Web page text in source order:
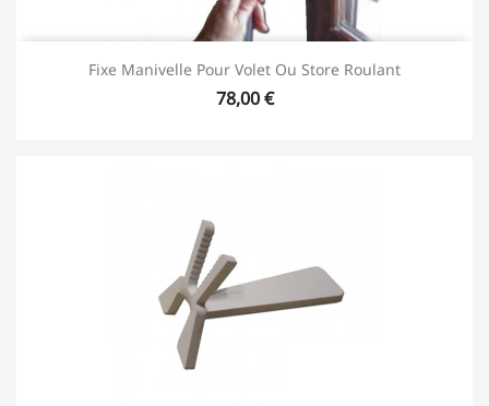
Fixe Manivelle Pour Volet Ou Store Roulant
78,00 €